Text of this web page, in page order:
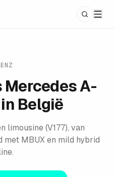
Mercedes A-
België
limousine (V177), van
met MBUX en mild hybrid